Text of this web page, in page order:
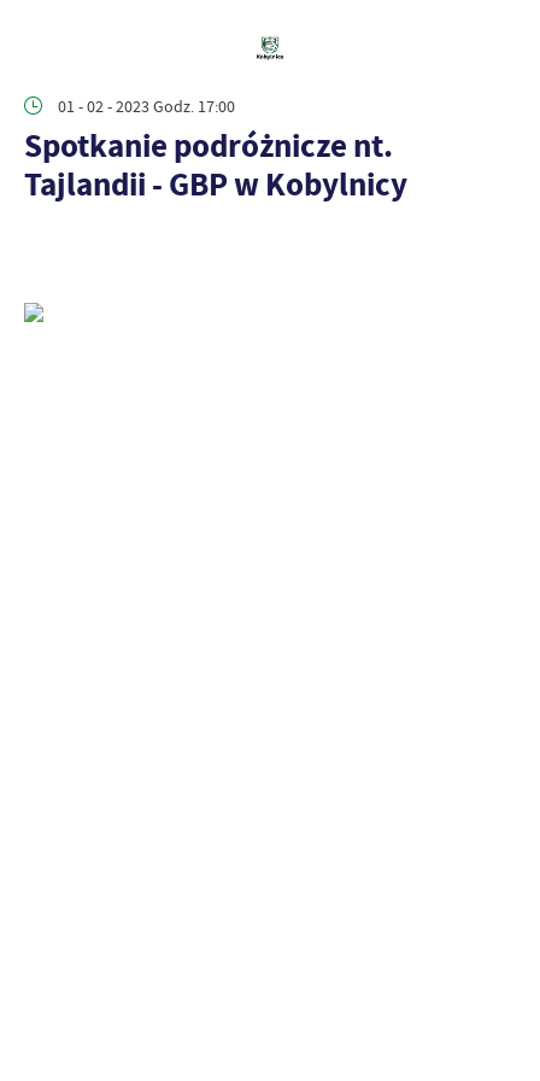
01 - 02 - 2023 Godz. 17:00
Spotkanie podróżnicze nt.
Tajlandii - GBP w Kobylnicy